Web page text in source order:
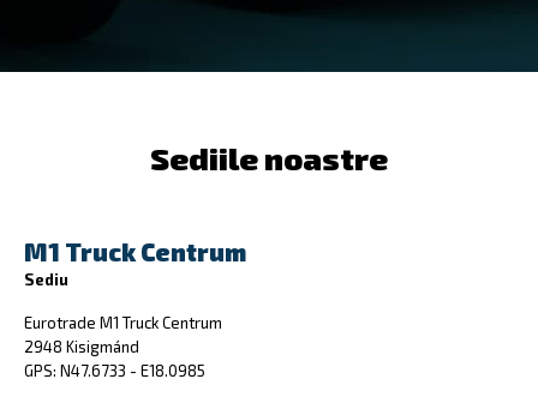
Sediile noastre
M1 Truck Centrum
Sediu
Eurotrade M1 Truck Centrum
2948 Kisigmánd
GPS: N47.6733 - E18.0985